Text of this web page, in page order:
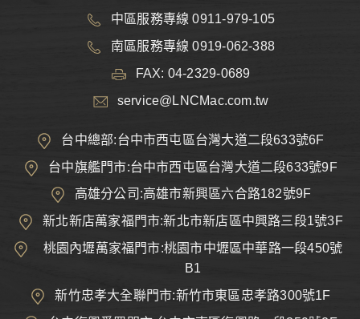
中區服務專線 0911-979-105
南區服務專線 0919-062-388
FAX: 04-2329-0689
service@LNCMac.com.tw
台中總部:台中市西屯區台灣大道二段633號6F
台中旗艦門市:台中市西屯區台灣大道二段633號9F
高雄分公司:高雄市新興區六合路182號9F
新北新店萬家福門市:新北市新店區中興路三段1號3F
桃園內壢萬家福門市:桃園市中壢區中華路一段450號
B1
新竹忠孝大全聯門市:新竹市東區忠孝路300號1F